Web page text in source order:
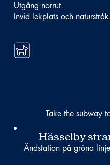
Utgång norrut.
Invid lekplats och
Take the subway
Hässelby
Ändstation på gröna